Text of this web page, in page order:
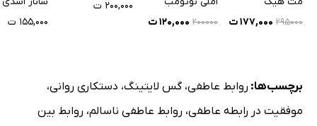
۲۹۵۰۰۰ ۱۷۷,۰۰۰ ت ۲۰۰۰۰۰ ۱۲۰,۰۰۰ ت
۲۰۰,۰۰۰ ت
۱۵۵,۰۰۰ ت
برچسب‌ها: روابط عاطفی،گس لایتینگ، دستکاری روانی،
موفقیت در رابطه عاطفی، روابط عاطفی ناسالم، روابط بین